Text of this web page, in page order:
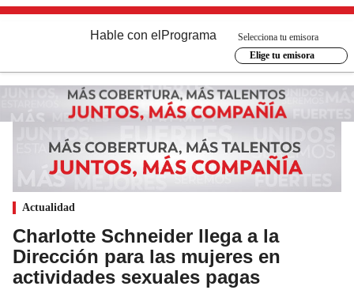
Hable con el Programa
Selecciona tu emisora
Elige tu emisora
Actualidad
Charlotte Schneider llega a la
Dirección para las mujeres en
actividades sexuales pagas